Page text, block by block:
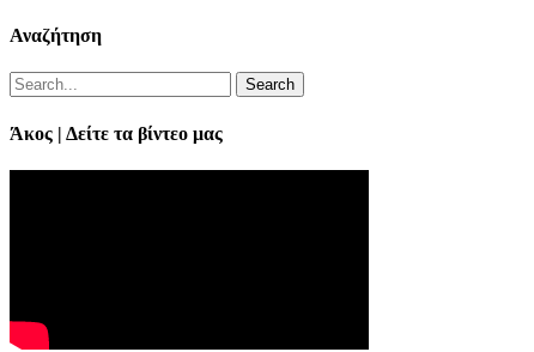
Αναζήτηση
Search
Άκος | Δείτε τα βίντεο μας